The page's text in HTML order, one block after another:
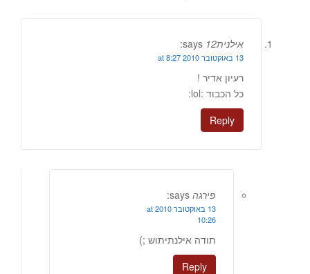
אילנית12 says:
13 באוקטובר 2010 at 8:27
רעיון אדיר !
כל הכבוד :lol:
Reply
פירגה says:
13 באוקטובר 2010 at
10:26
תודה אילנתיתוש ;)
Reply